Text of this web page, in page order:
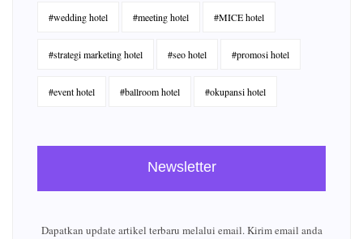
#wedding hotel #meeting hotel #MICE hotel
#strategi marketing hotel #seo hotel #promosi hotel
#event hotel #ballroom hotel #okupansi hotel
Newsletter
Dapatkan update artikel terbaru melalui email. Kirim email anda